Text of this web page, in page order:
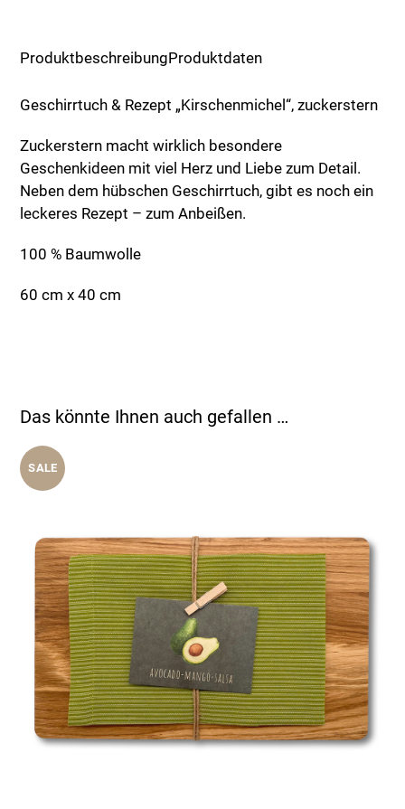
Menge
ProduktbeschreibungProduktdaten
Geschirrtuch & Rezept „Kirschenmichel“, zuckerstern
Zuckerstern macht wirklich besondere
Geschenkideen mit viel Herz und Liebe zum Detail.
Neben dem hübschen Geschirrtuch, gibt es noch ein
leckeres Rezept – zum Anbeißen.
100 % Baumwolle
60 cm x 40 cm
Das könnte Ihnen auch gefallen …
SALE